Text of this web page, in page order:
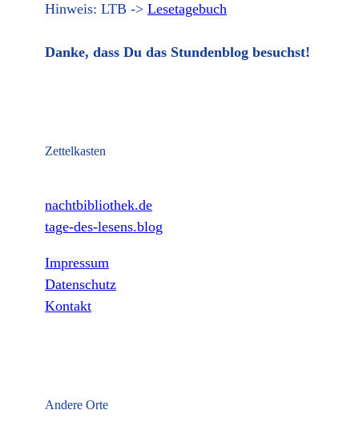
Hinweis: LTB -> Lesetagebuch
Danke, dass Du das Stundenblog besuchst!
Zettelkasten
nachtbibliothek.de
tage-des-lesens.blog
Impressum
Datenschutz
Kontakt
Andere Orte